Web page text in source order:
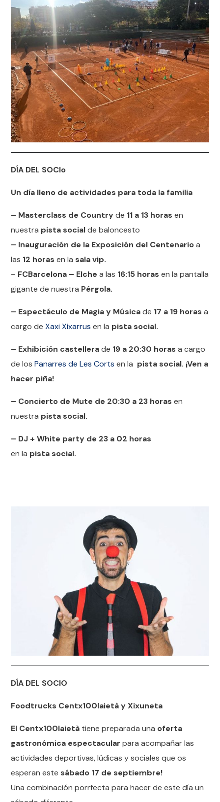
DÍA DEL SOCIo
Un día lleno de actividades para toda la familia
– Masterclass de Countryde 11 a 13 horasen
nuestra pista socialde baloncesto
– Inauguración de la Exposición del Centenarioa
las 12 horas en la sala vip.
– FCBarcelona – Elche a las 16:15 horasen la pantalla
gigante de nuestra Pérgola.
– Espectáculo de Magia y Músicade 17 a 19 horasa
cargo deXaxi Xixarrus en la pista social.
– Exhibición castellerade 19 a 20:30 horas a cargo
de losPanarres de Les Corts en la pista social. ¡Ven a
hacer piña!
– Concierto de Mute de 20:30 a 23 horasen
nuestra pista social.
– DJ + White party de 23 a 02 horas
en la pista social.
DÍA DEL SOCIO
Foodtrucks Centx100laietà y Xixuneta
El Centx100laietà tiene preparada una oferta
gastronómica espectacularpara acompañar las
actividades deportivas, lúdicas y sociales que os
esperan este sábado 17 de septiembre!
Una combinación porrfecta para hacer de este día un